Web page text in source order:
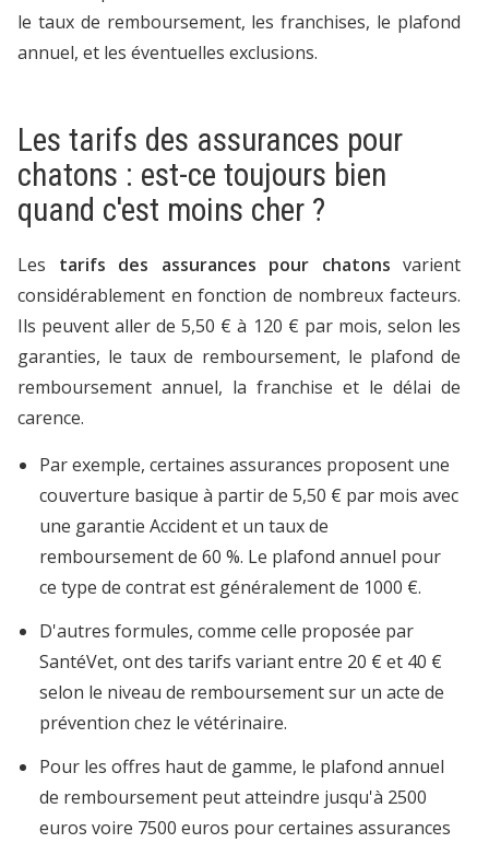
le taux de remboursement, les franchises, le plafond
annuel, et les éventuelles exclusions.
Les tarifs des assurances pour
chatons : est-ce toujours bien
quand c'est moins cher ?
Les tarifs des assurances pour chatons varient
considérablement en fonction de nombreux facteurs.
Ils peuvent aller de 5,50 € à 120 € par mois, selon les
garanties, le taux de remboursement, le plafond de
remboursement annuel, la franchise et le délai de
carence.
Par exemple, certaines assurances proposent une
couverture basique à partir de 5,50 € par mois avec
une garantie Accident et un taux de
remboursement de 60 %. Le plafond annuel pour
ce type de contrat est généralement de 1000 €.
D'autres formules, comme celle proposée par
SantéVet, ont des tarifs variant entre 20 € et 40 €
selon le niveau de remboursement sur un acte de
prévention chez le vétérinaire.
Pour les offres haut de gamme, le plafond annuel
de remboursement peut atteindre jusqu'à 2500
euros voire 7500 euros pour certaines assurances